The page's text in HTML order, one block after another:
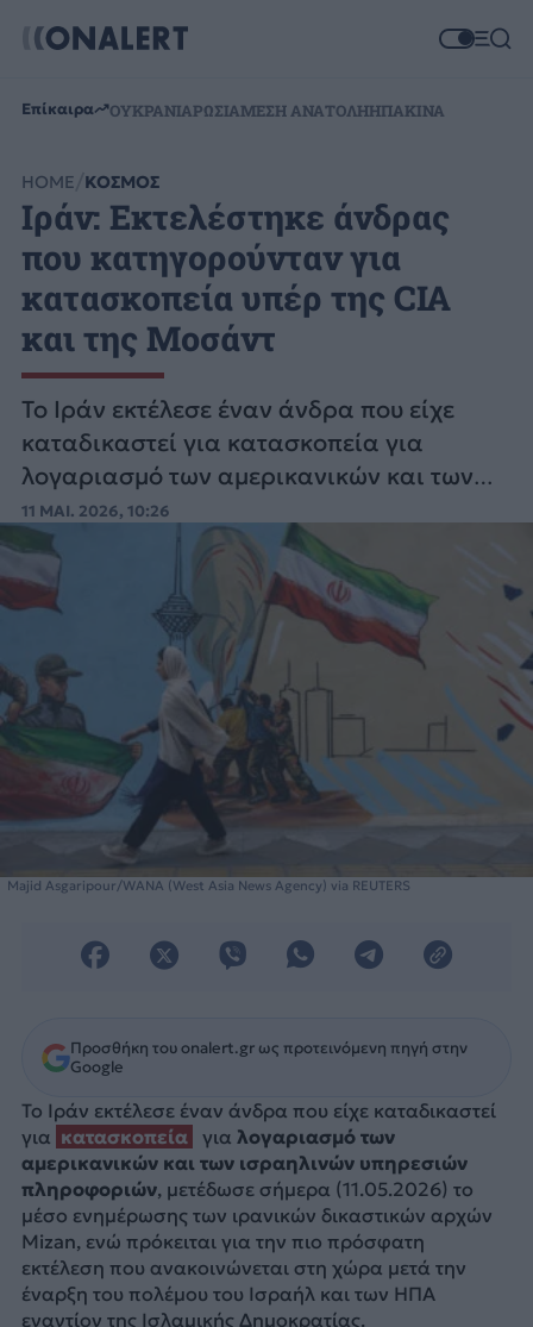
Επίκαιρα ΟΥΚΡΑΝΙΑΡΩΣΙΑΜΕΣΗ ΑΝΑΤΟΛΗΗΠΑΚΙΝΑ
HOME ΚΟΣΜΟΣ
Ιράν: Εκτελέστηκε άνδρας
που κατηγορούνταν για
κατασκοπεία υπέρ της CIA
και της Μοσάντ
Το Ιράν εκτέλεσε έναν άνδρα που είχε
καταδικαστεί για κατασκοπεία για
λογαριασμό των αμερικανικών και των
ισραηλινών υπηρεσιών πληροφοριών.
11 ΜΑΙ. 2026, 10:26
Majid Asgaripour/WANA (West Asia News Agency) via REUTERS
Προσθήκη του onalert.gr ως προτεινόμενη πηγή στην
Google
Το Ιράν εκτέλεσε έναν άνδρα που είχε καταδικαστεί
για κατασκοπεία για λογαριασμό των
αμερικανικών και των ισραηλινών υπηρεσιών
πληροφοριών, μετέδωσε σήμερα (11.05.2026) το
μέσο ενημέρωσης των ιρανικών δικαστικών αρχών
Mizan, ενώ πρόκειται για την πιο πρόσφατη
εκτέλεση που ανακοινώνεται στη χώρα μετά την
έναρξη του πολέμου του Ισραήλ και των ΗΠΑ
εναντίον της Ισλαμικής Δημοκρατίας.